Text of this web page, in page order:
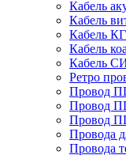
Кабель
Кабель
Кабель КГ
Кабель
Кабель
Ретро
Провод
Провод
Провод
Провода
Провода